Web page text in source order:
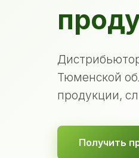
Тюменской
продукции,
Получить